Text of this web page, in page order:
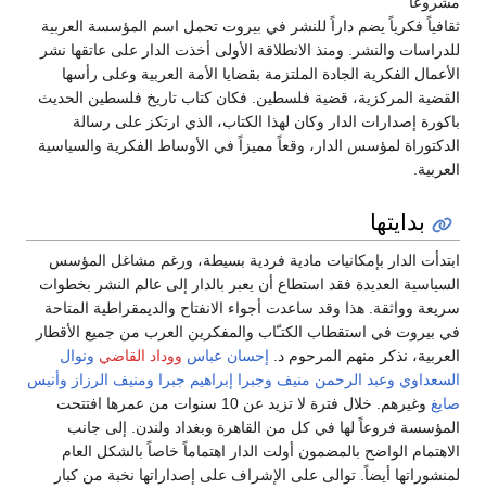
ثقافياً فكرياً يضم داراً للنشر في بيروت تحمل اسم المؤسسة العربية
للدراسات والنشر. ومنذ الانطلاقة الأولى أخذت الدار على عاتقها نشر
الأعمال الفكرية الجادة الملتزمة بقضايا الأمة العربية وعلى رأسها
القضية المركزية، قضية فلسطين. فكان كتاب تاريخ فلسطين الحديث
باكورة إصدارات الدار وكان لهذا الكتاب، الذي ارتكز على رسالة
الدكتوراة لمؤسس الدار، وقعاً مميزاً في الأوساط الفكرية والسياسية
العربية.
بدايتها
ابتدأت الدار بإمكانيات مادية فردية بسيطة، ورغم مشاغل المؤسس
السياسية العديدة فقد استطاع أن يعبر بالدار إلى عالم النشر بخطوات
سريعة وواثقة. هذا وقد ساعدت أجواء الانفتاح والديمقراطية المتاحة
في بيروت في استقطاب الكتـّاب والمفكرين العرب من جميع الأقطار
العربية، نذكر منهم المرحوم د. إحسان عباس ووداد القاضي ونوال
السعداوي وعبد الرحمن منيف وجبرا إبراهيم جبرا ومنيف الرزاز وأنيس
صايغ
وغيرهم. خلال فترة لا تزيد عن 10 سنوات من عمرها افتتحت
المؤسسة فروعاً لها في كل من القاهرة وبغداد ولندن. إلى جانب
الاهتمام الواضح بالمضمون أولت الدار اهتماماً خاصاً بالشكل العام
لمنشوراتها أيضاً. توالى على الإشراف على إصداراتها نخبة من كبار